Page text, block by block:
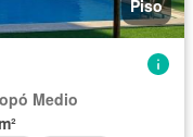
Piso
Medio